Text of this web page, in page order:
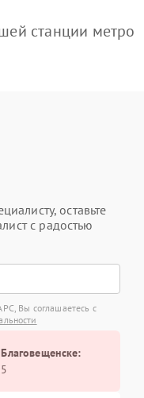
станции метро
оставьте
с радостью
Вы соглашаетесь с